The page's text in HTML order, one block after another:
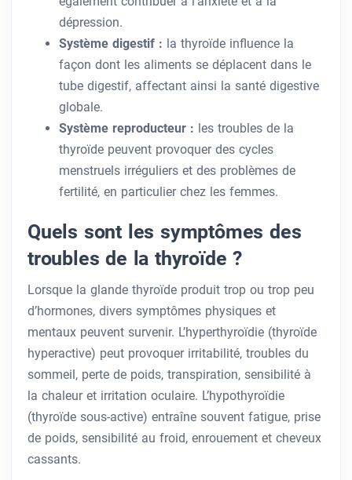
dépression.
Système digestif : la thyroïde influence la
façon dont les aliments se déplacent dans le
tube digestif, affectant ainsi la santé digestive
globale.
Système reproducteur : les troubles de la
thyroïde peuvent provoquer des cycles
menstruels irréguliers et des problèmes de
fertilité, en particulier chez les femmes.
Quels sont les symptômes des
troubles de la thyroïde ?
Lorsque la glande thyroïde produit trop ou trop peu
d’hormones, divers symptômes physiques et
mentaux peuvent survenir. L’hyperthyroïdie (thyroïde
hyperactive) peut provoquer irritabilité, troubles du
sommeil, perte de poids, transpiration, sensibilité à
la chaleur et irritation oculaire. L’hypothyroïdie
(thyroïde sous-active) entraîne souvent fatigue, prise
de poids, sensibilité au froid, enrouement et cheveux
cassants.